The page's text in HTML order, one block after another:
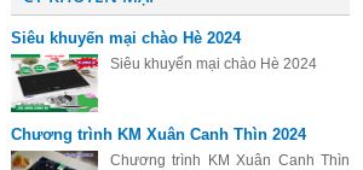
Siêu khuyến mại chào Hè 2024
Siêu khuyến mại chào Hè 2024
Chương trình KM Xuân Canh Thìn 2024
Chương trình KM Xuân Canh Thìn